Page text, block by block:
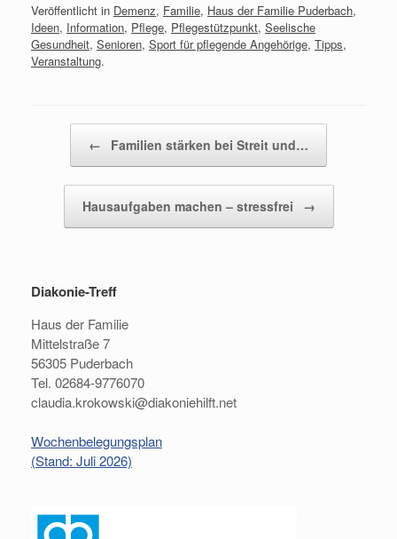
Veröffentlicht in Demenz, Familie, Haus der Familie Puderbach,
Ideen, Information, Pflege, Pflegestützpunkt, Seelische
Gesundheit, Senioren, Sport für pflegende Angehörige, Tipps,
Veranstaltung.
← Familien stärken bei Streit und…
Hausaufgaben machen – stressfrei →
Diakonie-Treff
Haus der Familie
Mittelstraße 7
56305 Puderbach
Tel. 02684-9776070
claudia.krokowski@diakoniehilft.net
Wochenbelegungsplan
(Stand: Juli 2026)